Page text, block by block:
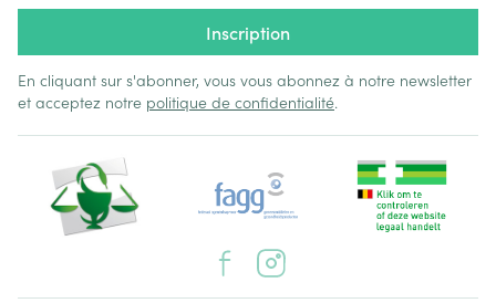
Inscription
En cliquant sur s'abonner, vous vous abonnez à notre newsletter
et acceptez notre politique de confidentialité.